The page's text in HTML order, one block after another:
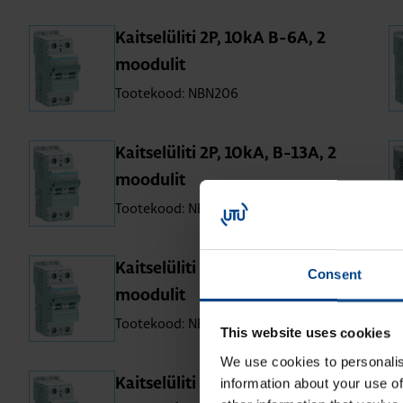
Consent
This website uses cookies
We use cookies to
information about your use
Kait­se­lü­liti 2P, 10kA B-6A, 2
moo­du­lit
Tootekood: NBN206
Kait­se­lü­liti 2P, 10kA, B-13A, 2
moo­du­lit
Tootekood: NBN213
Kait­se­lü­liti 2P, 10kA, B-20A, 2
moo­du­lit
Tootekood: NBN220
Kait­se­lü­liti 2P, 10kA, B-32A, 2